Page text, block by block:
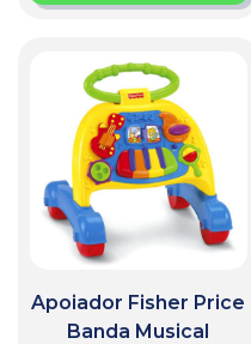
Apoiador Fisher Price
Banda Musical